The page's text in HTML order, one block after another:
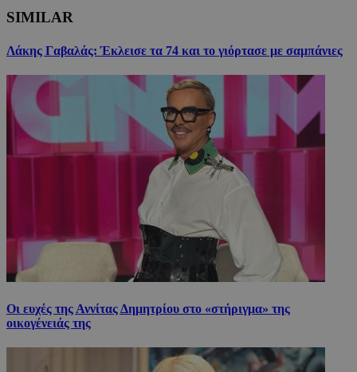
SIMILAR
Λάκης Γαβαλάς: Έκλεισε τα 74 και το γιόρτασε με σαμπάνιες
Οι ευχές της Αννίτας Δημητρίου στο «στήριγμα» της
οικογένειάς της